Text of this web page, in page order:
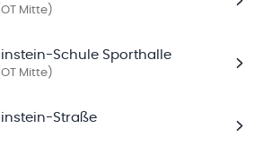
Mitte)
Schule Sporthalle
Mitte)
Straße